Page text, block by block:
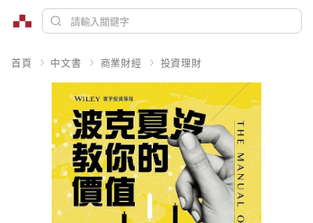
首頁 中文書 商業財經 投資理財